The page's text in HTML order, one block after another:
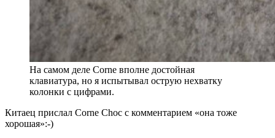
На самом деле Corne вполне достойная
клавиатура, но я испытывал острую нехватку
колонки с цифрами.
Китаец прислал Corne Choc с комментарием «она тоже
хорошая»:‑)